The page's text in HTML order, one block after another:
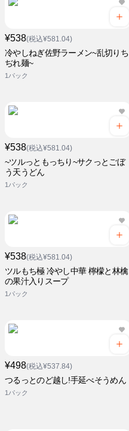
¥538(税込¥581.04)
冷やしねぎ佐野ラーメン~乱切りち
ぢれ麺~
1パック
¥538(税込¥581.04)
~ツルっともっちり~サクっとごぼ
う天うどん
1パック
¥538(税込¥581.04)
ツルもち極 冷やし中華 檸檬と林檎
の果汁入りスープ
1パック
¥498(税込¥537.84)
つるっとのど越し!手延べそうめん
1パック